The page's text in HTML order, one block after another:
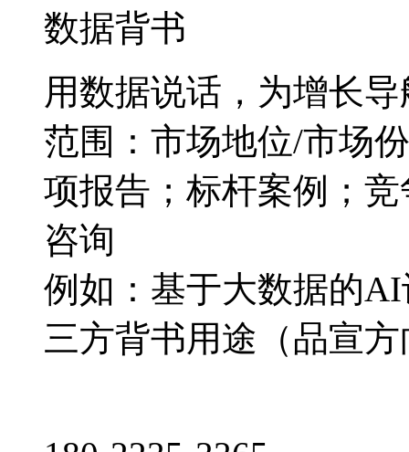
数据背书
用数据说话，为增长导
范围：市场地位/市场
项报告；标杆案例；
咨询
例如：基于大数据的
三方背书用途（品宣